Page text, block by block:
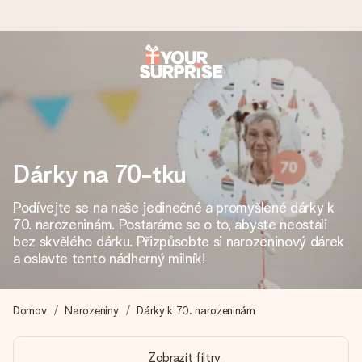
Objednejte dnes, odešleme do 1 prac. dne
Váš dárek vytvoříme s láskou a bleskově odešleme –
abyste ho mohli darovat právě v tu správnou chvíli, kdy na
4,8 (na základě +15 000 recenzí)
Naše dárky inspirují. Zákazníci nás na Google Reviews
hodnotí známkou 4,8.
Vytvořte něco jedinečného během několika kroků – s jejím
Dárky na 70-tku
Podívejte se na naše jedinečné a promyšlené dárky k
70. narozeninám. Postaráme se o to, abyste neostali
bez skvělého dárku. Přizpůsobte si narozeninový dárek
a oslavte tento nádherný milník!
Domov Narozeniny Dárky k 70. narozeninám
Zobrazit filtry